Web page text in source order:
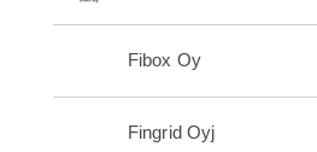
Fibox Oy
Fingrid Oyj